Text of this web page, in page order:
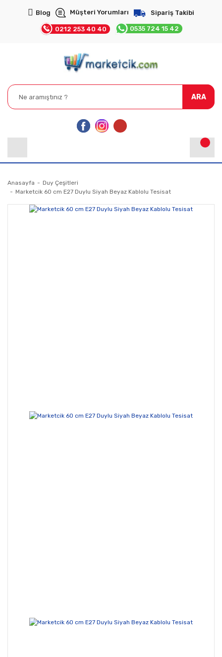
Blog Müşteri Yorumları Sipariş Takibi
0212 253 40 40 0535 724 15 42
ARA
Anasayfa
Duy Çeşitleri
Marketcik 60 cm E27 Duylu Siyah Beyaz Kablolu Tesisat